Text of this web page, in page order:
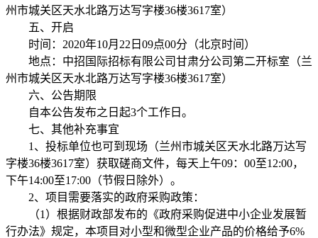
州市城关区天水北路万达写字楼36楼3617室）
五、开启
时间： 2020年10月 22 日 09点00分（北京时间）
地点：中招国际招标有限公司甘肃分公司第二开标室（兰
州市城关区天水北路万达写字楼36楼3617室）
六、公告期限
自本公告发布之日起3个工作日。
七、其他补充事宜
1 、投标单位也可到现场（兰州市城关区天水北路万达写
字楼36楼3617室）获取磋商文件，每天上午09： 00至12:00，
下午14:00至17:00 （节假日除外）。
2、项目需要落实的政府采购政策：
（1 ）根据财政部发布的《政府采购促进中小企业发展暂
行办法》规定，本项目对小型和微型企业产品的价格给予6%